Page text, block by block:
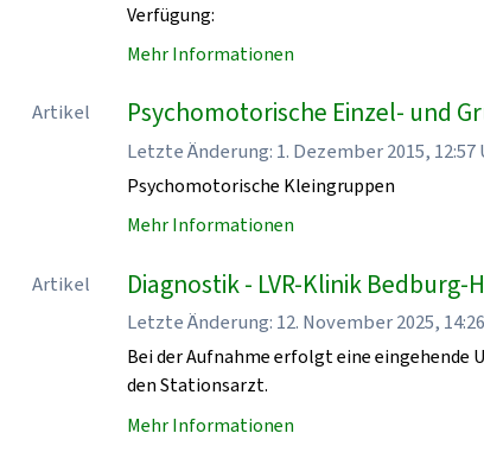
Verfügung:
Mehr Informationen
Artikel Psychomotorische Einzel- und
Letzte Änderung: 1. Dezember 2015, 12:57
Psychomotorische Kleingruppen
Mehr Informationen
Artikel Diagnostik - LVR-Klinik Bedburg-
Letzte Änderung: 12. November 2025,
Bei der Aufnahme erfolgt eine eingehende
den Stationsarzt.
Mehr Informationen